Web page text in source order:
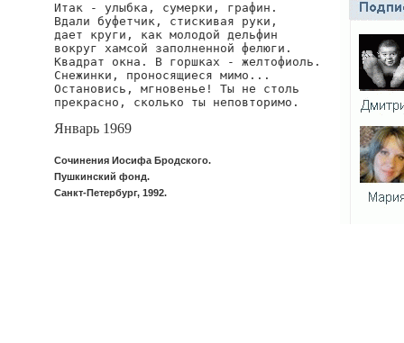
Итак - улыбка, сумерки, графин.
Вдали буфетчик, стискивая руки,
дает круги, как молодой дельфин
вокруг хамсой заполненной фелюги.
Квадрат окна. В горшках - желтофиоль.
Снежинки, проносящиеся мимо...
Остановись, мгновенье! Ты не столь
прекрасно, сколько ты неповторимо.
Январь 1969
Сочинения Иосифа Бродского.
Пушкинский фонд.
Санкт-Петербург, 1992.